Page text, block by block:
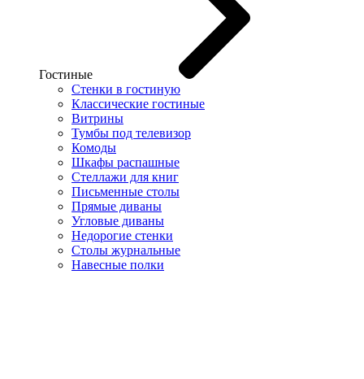
Гостиные
Стенки в гостиную
Классические гостиные
Витрины
Тумбы под телевизор
Комоды
Шкафы распашные
Стеллажи для книг
Письменные столы
Прямые диваны
Угловые диваны
Недорогие стенки
Столы журнальные
Навесные полки